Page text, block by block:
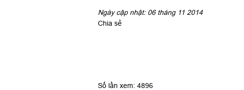
Ngày cập nhật: 06 tháng 11 2014
Chia sẻ
Số lần xem: 4896